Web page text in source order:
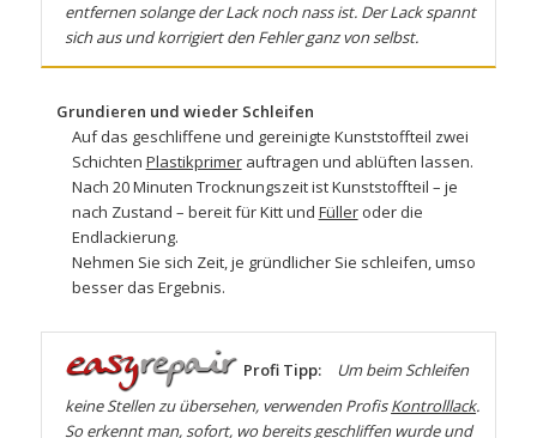
entfernen solange der Lack noch nass ist. Der Lack spannt
sich aus und korrigiert den Fehler ganz von selbst.
Grundieren und wieder Schleifen
Auf das geschliffene und gereinigte Kunststoffteil zwei
Schichten Plastikprimerauftragen und ablüften lassen.
Nach 20 Minuten Trocknungszeit ist Kunststoffteil – je
nach Zustand – bereit fürKittund Fülleroder die
Endlackierung.
Nehmen Sie sich Zeit, je gründlicher Sie schleifen, umso
besser das Ergebnis.
Profi Tipp:
Um beim Schleifen
keine Stellen zu übersehen, verwenden ProfisKontrolllack.
So erkennt man, sofort, wo bereits geschliffen wurde und